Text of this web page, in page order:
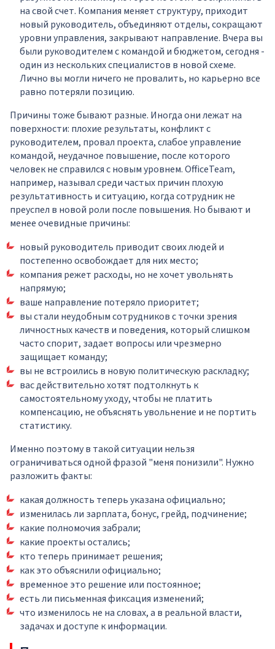
на свой счет. Компания меняет структуру, приходит
новый руководитель, объединяют отделы, сокращают
уровни управления, закрывают направление. Вчера вы
были руководителем с командой и бюджетом, сегодня -
один из нескольких специалистов в новой схеме.
Лично вы могли ничего не провалить, но карьерно все
равно потеряли позицию.
Причины тоже бывают разные. Иногда они лежат на
поверхности: плохие результаты, конфликт с
руководителем, провал проекта, слабое управление
командой, неудачное повышение, после которого
человек не справился с новым уровнем. OfficeTeam,
например, называл среди частых причин плохую
результативность и ситуацию, когда сотрудник не
преуспел в новой роли после повышения. Но бывают и
менее очевидные причины:
новый руководитель приводит своих людей и
постепенно освобождает для них место;
компания режет расходы, но не хочет увольнять
напрямую;
ваше направление потеряло приоритет;
вы стали неудобным сотрудников с точки зрения
личностных качеств и поведения, который слишком
часто спорит, задает вопросы или чрезмерно
защищает команду;
вы не встроились в новую политическую раскладку;
вас действительно хотят подтолкнуть к
самостоятельному уходу, чтобы не платить
компенсацию, не объяснять увольнение и не портить
статистику.
Именно поэтому в такой ситуации нельзя
ограничиваться одной фразой "меня понизили". Нужно
разложить факты:
какая должность теперь указана официально;
изменилась ли зарплата, бонус, грейд, подчинение;
какие полномочия забрали;
какие проекты остались;
кто теперь принимает решения;
как это объяснили официально;
временное это решение или постоянное;
есть ли письменная фиксация изменений;
что изменилось не на словах, а в реальной власти,
задачах и доступе к информации.